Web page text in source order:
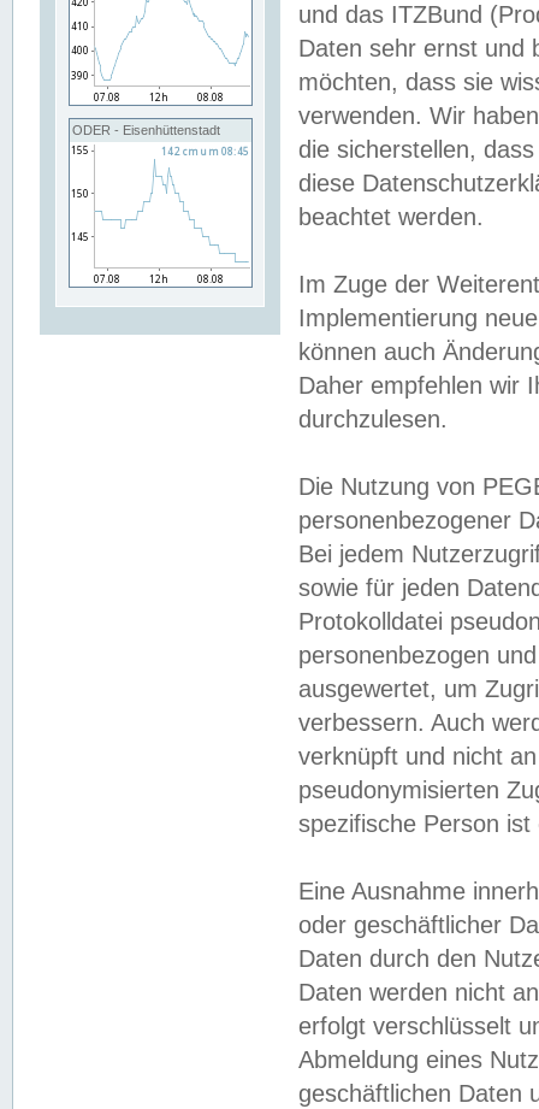
ODER - Eisenhüttenstadt
und das ITZBund
Daten sehr ernst und
möchten, dass sie
verwenden. Wir
die sicherstellen,
diese
beachtet werden.
Im Zuge der
Implementierung
können auch
Daher empfehlen wir
durchzulesen.
Die Nutzung von
personenbezogener
Bei jedem
sowie für jeden
Protokolldatei
personenbezogen
ausgewertet, um
verbessern. Auch
verknüpft und nicht
pseudonymisierten
spezifische Person
Eine Ausnahme
oder geschäftlicher
Daten durch den
Daten werden nicht
erfolgt verschlüsselt
Abmeldung eines
geschäftlichen Daten